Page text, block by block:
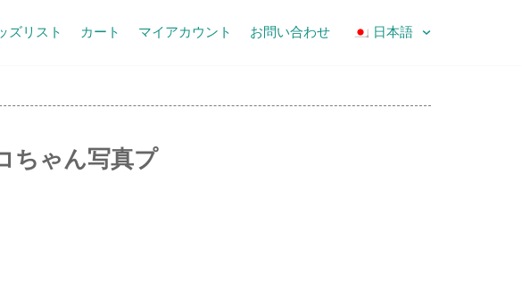
ズリスト カート マイアカウント お問い合わせ 日本語
ちゃん写真プ